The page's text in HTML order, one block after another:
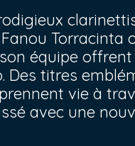
Torracinta
équipe
Des titres
vie à
avec une